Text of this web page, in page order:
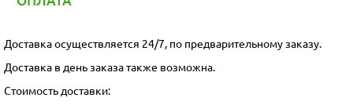
Доставка осуществляется 24/7, по предварительному заказу.
Доставка в день заказа также возможна.
Стоимость доставки: